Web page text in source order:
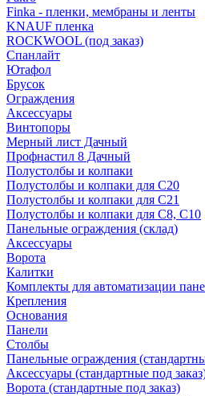
Finka - пленки, мембраны и ленты
KNAUF пленка
ROCKWOOL (под заказ)
Спанлайт
Ютафол
Брусок
Ограждения
Аксессуары
Винтопоры
Мерный лист Дачный
Профнастил 8 Дачный
Полустолбы и колпаки
Полустолбы и колпаки для С20
Полустолбы и колпаки для С21
Полустолбы и колпаки для С8, С10
Панельные ограждения (склад)
Аксессуары
Ворота
Калитки
Комплекты для автоматизации
Крепления
Основания
Панели
Столбы
Панельные ограждения
Аксессуары (стандартные под
Ворота (стандартные под заказ)